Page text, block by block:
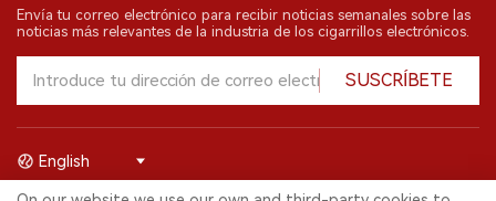
Envía tu correo electrónico para recibir noticias semanales sobre las
noticias más relevantes de la industria de los cigarrillos electrónicos.
SUSCRÍBETE
English